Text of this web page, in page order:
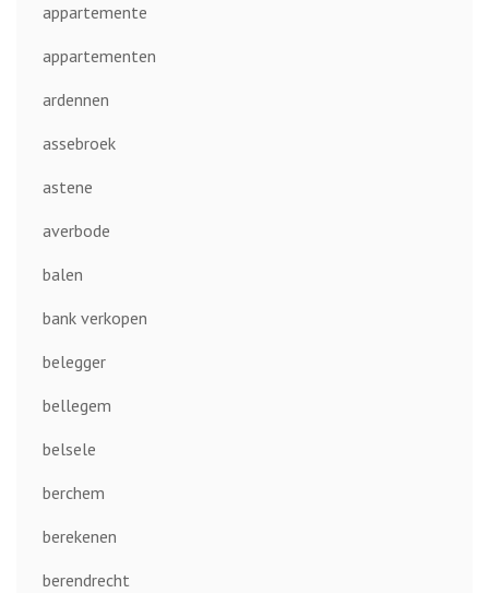
appartemente
appartementen
ardennen
assebroek
astene
averbode
balen
bank verkopen
belegger
bellegem
belsele
berchem
berekenen
berendrecht